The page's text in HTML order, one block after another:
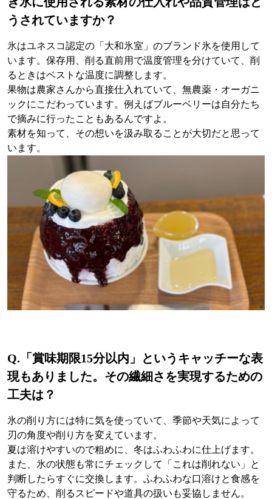
うされていますか？
氷はユネスコ認定の「大和氷室」のブランド氷を使用して
います。保存用、削る直前用で温度管理を分けていて、削
るときはベストな温度に調整します。
果物は農家さんから直接仕入れていて、無農薬・オーガニ
ックにこだわっています。例えばブルーベリーは自分たち
で摘みに行ったこともあるんですよ。
素材を知って、その想いを汲み取ることが大切だと思って
います。
Q. 「賞味期限15分以内」というキャッチーな表
現もありました。その繊細さを実現するための
工夫は？
氷の削り方には特に気を使っていて、季節や天気によって
刃の角度や削り方を変えています。
夏は溶けやすいので粗めに、冬はふわふわに仕上げます。
また、氷の状態も常にチェックして「これは削れない」と
判断したらすぐに交換します。ふわふわな口溶けと食感を
守るため、削るスピードや道具の扱いも妥協しません。